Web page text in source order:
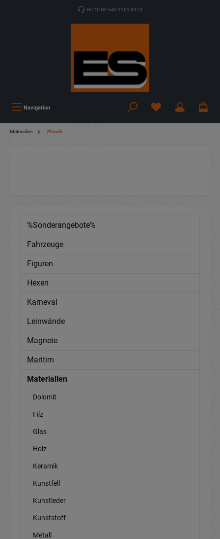
HOTLINE +49 9163 8910
Navigation
Materialien Plüsch
%Sonderangebote%
Fahrzeuge
Figuren
Hexen
Karneval
Leinwände
Magnete
Maritim
Materialien
Dolomit
Filz
Glas
Holz
Keramik
Kunstfell
Kunstleder
Kunststoff
Metall